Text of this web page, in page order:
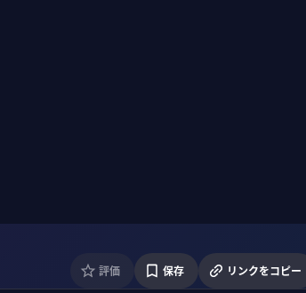
評価 保存 リンクをコピー